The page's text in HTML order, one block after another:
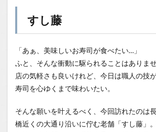
1.0.1
風情あ
いと、
心落ち
着く空
間
1.0.2
ー選び
の楽し
さと、
すし藤
「あぁ、美味しいお寿司が食べたい…」
ふと、そんな衝動に駆られることはありま
店の気軽さも良いけれど、今日は職人の技
寿司を心ゆくまで味わいたい。
そんな願いを叶えるべく、今回訪れたのは
橋近くの大通り沿いに佇む老舗「すし藤」